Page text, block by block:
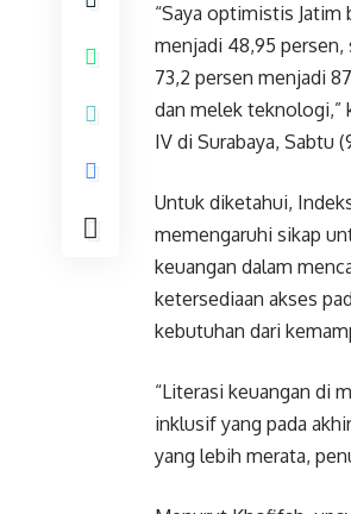
“Saya optimistis Jatim
menjadi 48,95
73,2 persen menjadi
dan melek teknologi,”
IV di Surabaya, Sabtu
Untuk diketahui,
memengaruhi sikap
keuangan dalam
ketersediaan akses
kebutuhan dari
“Literasi keuangan di
inklusif yang pada
yang lebih merata,